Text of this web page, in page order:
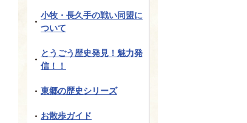
小牧・長久手の戦い同盟に
ついて
とうごう歴史発見！魅力発
信！！
東郷の歴史シリーズ
お散歩ガイド